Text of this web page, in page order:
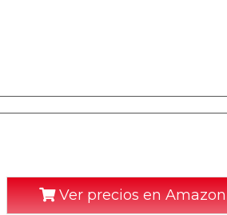
Ver precios en Amazon